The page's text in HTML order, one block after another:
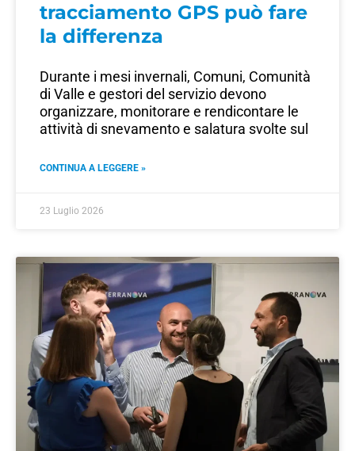
tracciamento GPS può fare
la differenza
Durante i mesi invernali, Comuni, Comunità
di Valle e gestori del servizio devono
organizzare, monitorare e rendicontare le
attività di snevamento e salatura svolte sul
CONTINUA A LEGGERE »
23 Luglio 2026